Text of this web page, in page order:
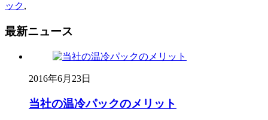
ック,
最新ニュース
2016年6月23日
当社の温冷パックのメリット